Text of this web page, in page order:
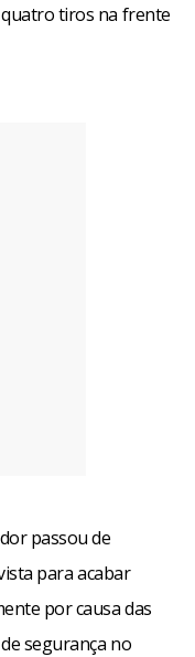
quatro tiros na frente
passou de
para acabar
por causa das
segurança no